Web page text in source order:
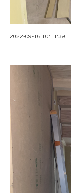
2022-09-16 10:11:39